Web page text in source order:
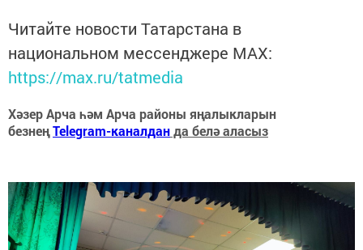
Читайте новости Татарстана в
национальном мессенджере MАХ:
https://max.ru/tatmedia
Хәзер Арча һәм Арча районы яңалыкларын
безнеңTelegram-каналданда белә аласыз